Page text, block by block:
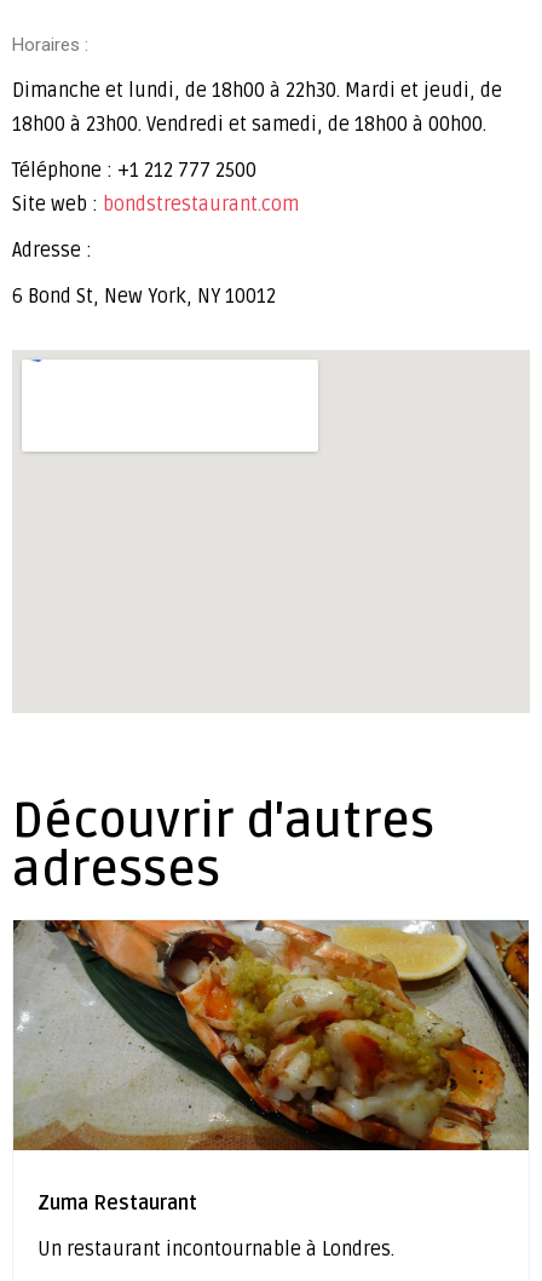
Horaires :
Dimanche et lundi, de 18h00 à 22h30. Mardi et jeudi, de
18h00 à 23h00. Vendredi et samedi, de 18h00 à 00h00.
Téléphone : +1 212 777 2500
Site web : bondstrestaurant.com
Adresse :
6 Bond St, New York, NY 10012
Découvrir d'autres
adresses
Zuma Restaurant
Un restaurant incontournable à Londres.